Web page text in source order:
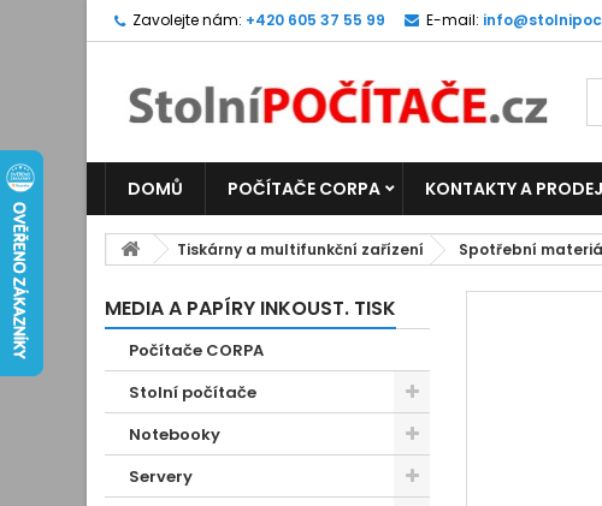
Zavolejte nám: +420 605 37 55 99 E-mail:
DOMŮ POČÍTAČE CORPA KONTAKTY A
Tiskárny a multifunkční zařízení Spotřební
MEDIA A PAPÍRY INKOUST. TISK
Počítače CORPA
Stolní počítače
Notebooky
Servery